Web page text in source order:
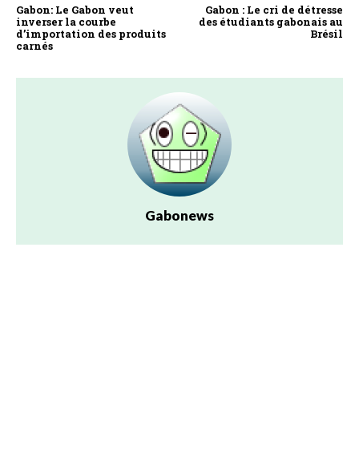
Gabon: Le Gabon veut
inverser la courbe
d’importation des produits
carnés
Gabon : Le cri de détresse
des étudiants gabonais au
Brésil
Gabonews